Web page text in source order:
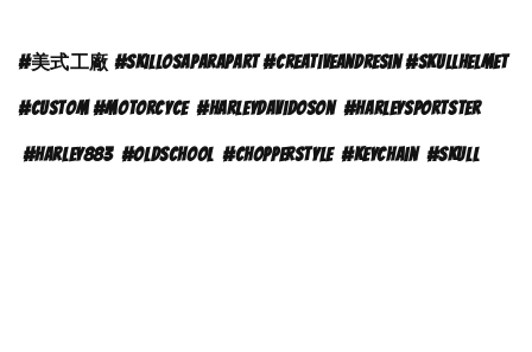
#美式工廠 #skillosaparapart #creativeandresin #skullhelmet
#custom #motorcyce#harleydavidoson #harleysportster
#harley883 #oldschool #chopperstyle #keychain #skull